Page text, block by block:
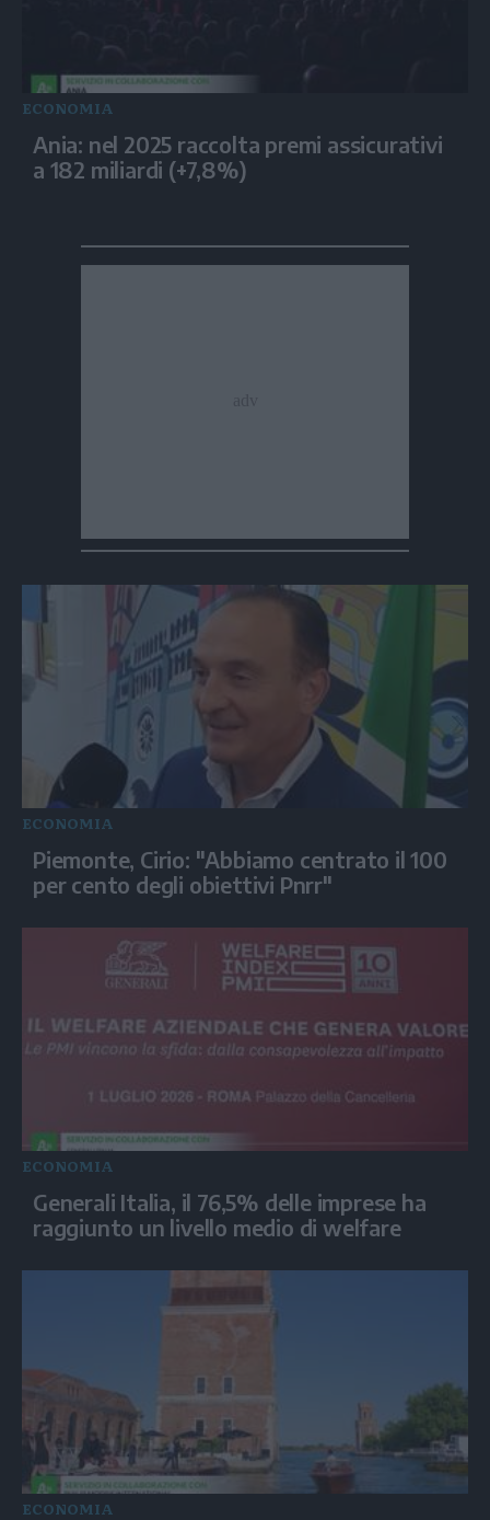
ECONOMIA
Ania: nel 2025 raccolta premi assicurativi
a 182 miliardi (+7,8%)
ECONOMIA
Piemonte, Cirio: "Abbiamo centrato il 100
per cento degli obiettivi Pnrr"
ECONOMIA
Generali Italia, il 76,5% delle imprese ha
raggiunto un livello medio di welfare
ECONOMIA